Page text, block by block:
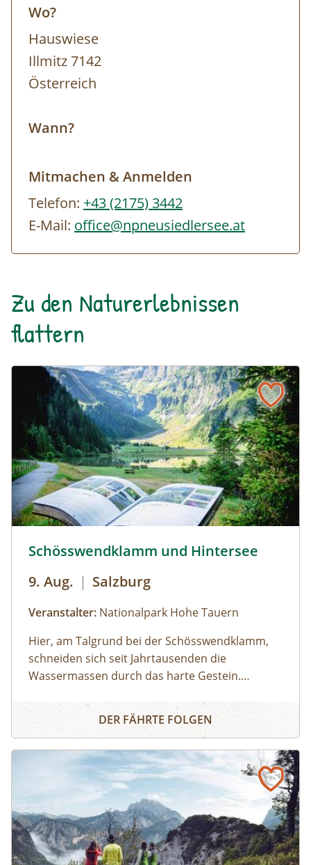
Wetter angepasste Kleidung (Sonnen-,
Regen- und/oder Windschutz), Trinkflasche
Anmeldung bis spätestens 16 Uhr des
Vortages. Die Tour findet bei jedem Wetter
Inhalt der Tour flexibel zu gestalten und an
anzupassen.
Wo?
Hauswiese
Illmitz 7142
Österreich
Wann?
Mitmachen & Anmelden
Telefon: +43 (2175) 3442
E-Mail: office@npneusiedlersee.at
Zu den Naturerlebnissen
flattern
Schösswendklamm und Hintersee
9. Aug. | Salzburg
Veranstalter: Nationalpark Hohe Tauern
Hier, am Talgrund bei der Schösswendklamm,
schneiden sich seit Jahrtausenden die
Wassermassen durch das harte Gestein.
Kolke und kleine Wasserfälle entstanden. Der
Klamm folgend geht es weiter bis zum Hintersee
Fauna im hinteren Felbertal. An der Nordseite
des Sees führt der Rundweg auf eine Anhöhe
mit Blick über den Talschluss mit seinen
imposanten Felswänden, in denen sich Gämsen
tummeln. Der Rückweg erfolgt auf derselben
Strecke. zur Detailinformation
Schösswendklamm und Hintersee
DER FÄHRTE FOLGEN